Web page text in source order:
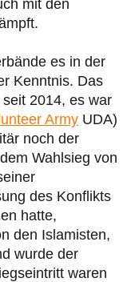
mit den
es in der
Kenntnis. Das
2014, es war
Army UDA)
noch der
Wahlsieg von
des Konflikts
hatte,
den Islamisten,
wurde der
waren